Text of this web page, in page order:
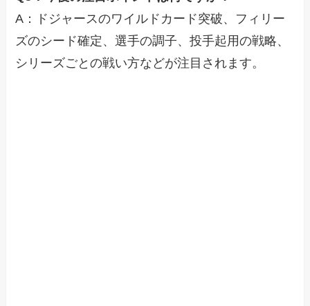
A：ドジャースのワイルドカード突破、フィリー
ズのシード確定、選手の調子、投手起用の戦略、
シリーズごとの戦い方などが注目されます。